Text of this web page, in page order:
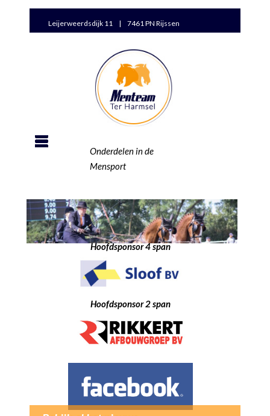
Leijerweerdsdijk 11 | 7461 PN Rijssen
Onderdelen in de
Mensport
Hoofdsponsor 4 span
Hoofdsponsor 2 span